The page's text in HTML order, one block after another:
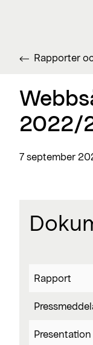
Rapporter
2022/
7 september
Rapport
Presentation